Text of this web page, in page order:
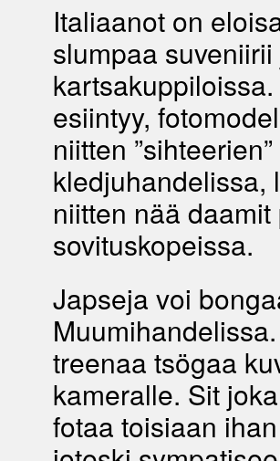
Italiaanot on
slumpaa
esiintyy,
niitten
kledjuhandelissa,
niitten nää
sovituskopeissa.
Japseja voi
treenaa tsögaa
kameralle. Sit
fotaa toisiaan